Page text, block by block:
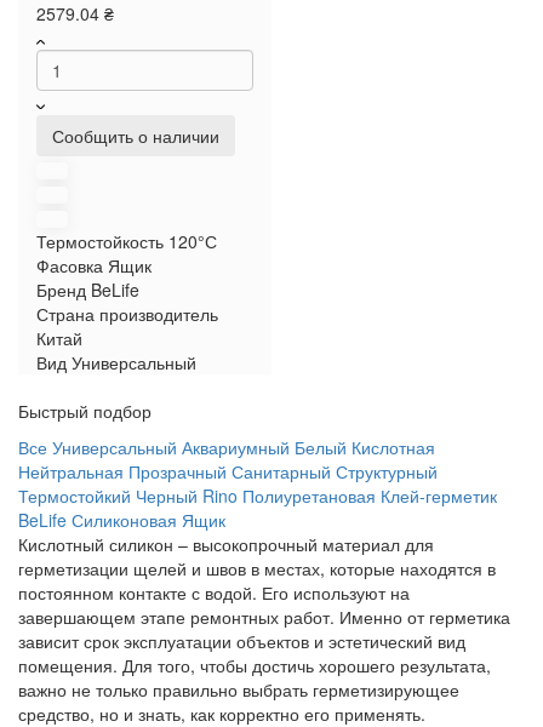
2579.04 ₴
Сообщить о наличии
Термостойкость 120°С
Фасовка Ящик
Бренд BeLife
Страна производитель
Китай
Вид Универсальный
Быстрый подбор
Все Универсальный Аквариумный Белый Кислотная
Нейтральная Прозрачный Санитарный Структурный
Термостойкий Черный Rino Полиуретановая Клей-герметик
BeLife Силиконовая Ящик
Кислотный силикон – высокопрочный материал для
герметизации щелей и швов в местах, которые находятся в
постоянном контакте с водой. Его используют на
завершающем этапе ремонтных работ. Именно от герметика
зависит срок эксплуатации объектов и эстетический вид
помещения. Для того, чтобы достичь хорошего результата,
важно не только правильно выбрать герметизирующее
средство, но и знать, как корректно его применять.